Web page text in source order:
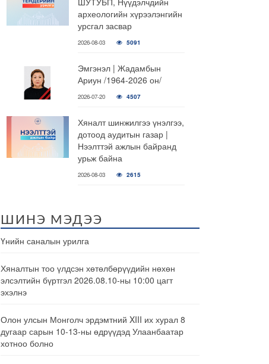
археологийн хүрээлэнгийн
урсгал засвар
2026-08-03 5091
Эмгэнэл | Жадамбын
Ариун /1964-2026 он/
2026-07-20 4507
Хяналт шинжилгээ үнэлгээ,
дотоод аудитын газар |
Нээлттэй ажлын байранд
урьж байна
2026-08-03 2615
ШИНЭ МЭДЭЭ
Үнийн саналын урилга
Хяналтын тоо үлдсэн хөтөлбөрүүдийн нөхөн
элсэлтийн бүртгэл 2026.08.10-ны 10:00 цагт
эхэлнэ
Олон улсын Монголч эрдэмтний XIII их хурал 8
дугаар сарын 10-13-ны өдрүүдэд Улаанбаатар
хотноо болно